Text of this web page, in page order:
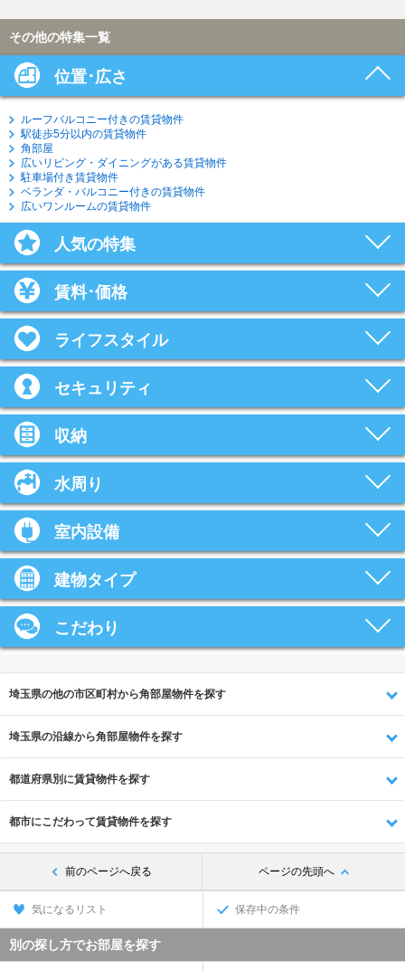
その他の特集一覧
位置･広さ
ルーフバルコニー付きの賃貸物件
駅徒歩5分以内の賃貸物件
角部屋
広いリビング・ダイニングがある賃貸物件
駐車場付き賃貸物件
ベランダ・バルコニー付きの賃貸物件
広いワンルームの賃貸物件
人気の特集
賃料･価格
ライフスタイル
セキュリティ
収納
水周り
室内設備
建物タイプ
こだわり
埼玉県の他の市区町村から角部屋物件を探す
埼玉県の沿線から角部屋物件を探す
都道府県別に賃貸物件を探す
都市にこだわって賃貸物件を探す
前のページへ戻る ページの先頭へ
気になるリスト 保存中の条件
別の探し方でお部屋を探す